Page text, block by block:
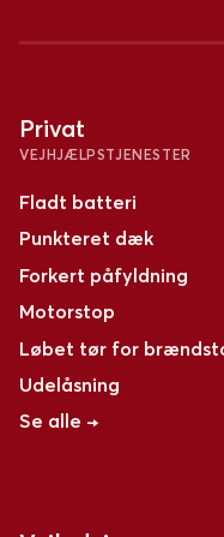
Privat
VEJHJÆLPSTJENESTER
Fladt batteri
Punkteret dæk
Forkert påfyldning
Motorstop
Løbet tør for
Udelåsning
Se alle →